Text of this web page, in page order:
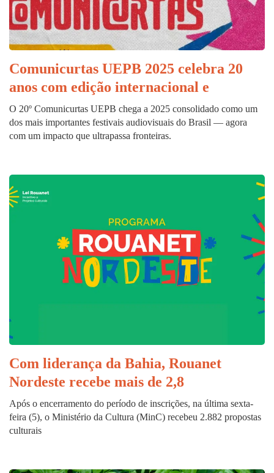
Comunicurtas UEPB 2025 celebra 20
anos com edição internacional e
O 20º Comunicurtas UEPB chega a 2025 consolidado como um
dos mais importantes festivais audiovisuais do Brasil — agora
com um impacto que ultrapassa fronteiras.
Com liderança da Bahia, Rouanet
Nordeste recebe mais de 2,8
Após o encerramento do período de inscrições, na última sexta-
feira (5), o Ministério da Cultura (MinC) recebeu 2.882 propostas
culturais